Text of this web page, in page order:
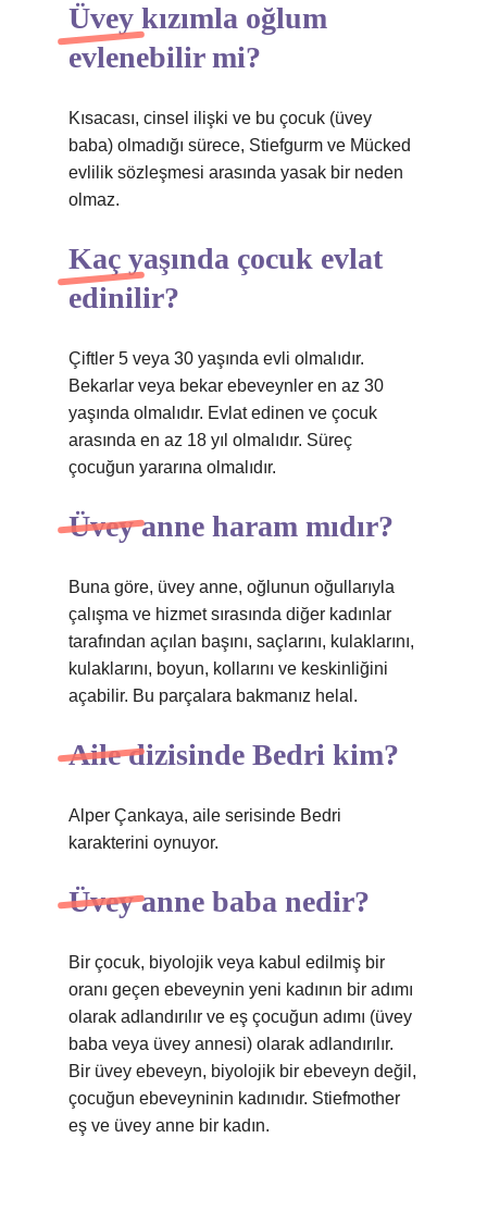
Üvey kızımla oğlum
evlenebilir mi?
Kısacası, cinsel ilişki ve bu çocuk (üvey
baba) olmadığı sürece, Stiefgurm ve Mücked
evlilik sözleşmesi arasında yasak bir neden
olmaz.
Kaç yaşında çocuk evlat
edinilir?
Çiftler 5 veya 30 yaşında evli olmalıdır.
Bekarlar veya bekar ebeveynler en az 30
yaşında olmalıdır. Evlat edinen ve çocuk
arasında en az 18 yıl olmalıdır. Süreç
çocuğun yararına olmalıdır.
Üvey anne haram mıdır?
Buna göre, üvey anne, oğlunun oğullarıyla
çalışma ve hizmet sırasında diğer kadınlar
tarafından açılan başını, saçlarını, kulaklarını,
kulaklarını, boyun, kollarını ve keskinliğini
açabilir. Bu parçalara bakmanız helal.
Aile dizisinde Bedri kim?
Alper Çankaya, aile serisinde Bedri
karakterini oynuyor.
Üvey anne baba nedir?
Bir çocuk, biyolojik veya kabul edilmiş bir
oranı geçen ebeveynin yeni kadının bir adımı
olarak adlandırılır ve eş çocuğun adımı (üvey
baba veya üvey annesi) olarak adlandırılır.
Bir üvey ebeveyn, biyolojik bir ebeveyn değil,
çocuğun ebeveyninin kadınıdır. Stiefmother
eş ve üvey anne bir kadın.